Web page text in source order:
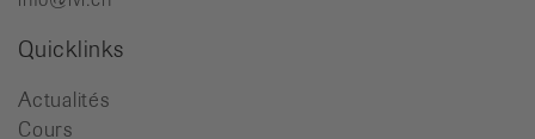
Quicklinks
Actualités
Cours